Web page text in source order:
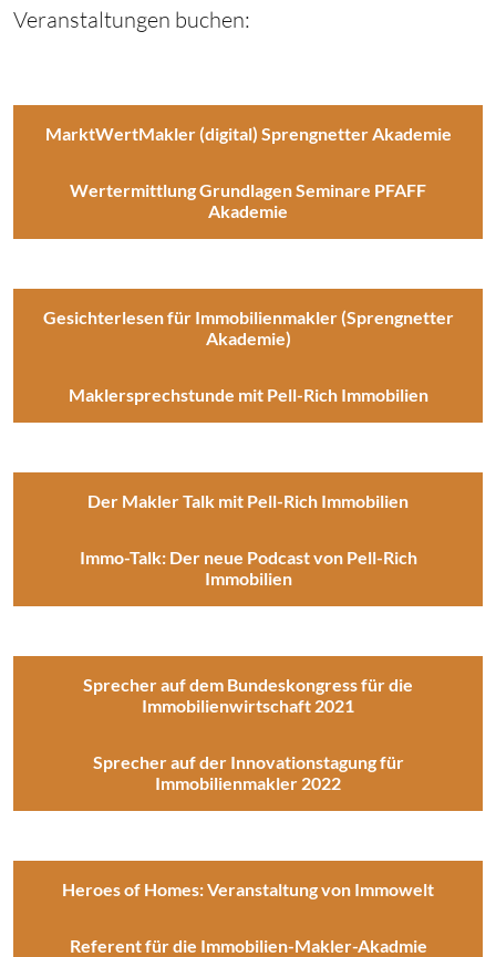
Veranstaltungen buchen:
MarktWertMakler (digital) Sprengnetter Akademie
Wertermittlung Grundlagen Seminare PFAFF
Akademie
Gesichterlesen für Immobilienmakler (Sprengnetter
Akademie)
Maklersprechstunde mit Pell-Rich Immobilien
Der Makler Talk mit Pell-Rich Immobilien
Immo-Talk: Der neue Podcast von Pell-Rich
Immobilien
Sprecher auf dem Bundeskongress für die
Immobilienwirtschaft 2021
Sprecher auf der Innovationstagung für
Immobilienmakler 2022
Heroes of Homes: Veranstaltung von Immowelt
Referent für die Immobilien-Makler-Akadmie